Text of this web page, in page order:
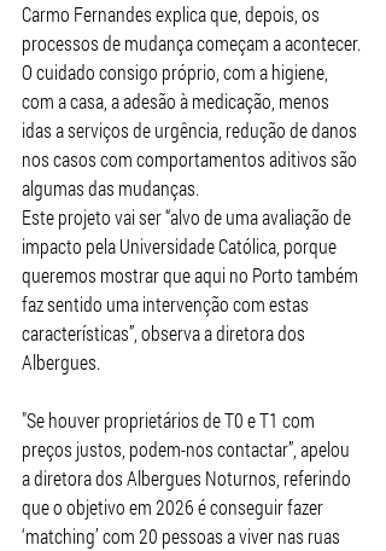
Carmo Fernandes explica que, depois, os
processos de mudança começam a acontecer.
O cuidado consigo próprio, com a higiene,
com a casa, a adesão à medicação, menos
idas a serviços de urgência, redução de danos
nos casos com comportamentos aditivos são
algumas das mudanças.
Este projeto vai ser “alvo de uma avaliação de
impacto pela Universidade Católica, porque
queremos mostrar que aqui no Porto também
faz sentido uma intervenção com estas
características”, observa a diretora dos
Albergues.
"Se houver proprietários de T0 e T1 com
preços justos, podem-nos contactar”, apelou
a diretora dos Albergues Noturnos, referindo
que o objetivo em 2026 é conseguir fazer
‘matching’ com 20 pessoas a viver nas ruas